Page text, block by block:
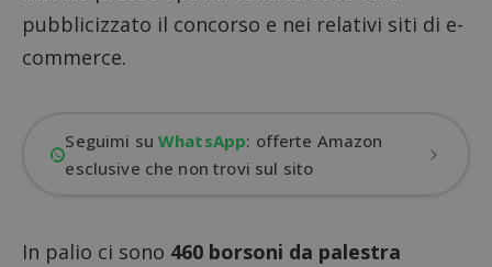
pubblicizzato il concorso e nei relativi siti di e-
commerce.
Seguimi suWhatsApp: offerte Amazon
esclusive che non trovi sul sito
In palio ci sono 460 borsoni da palestra